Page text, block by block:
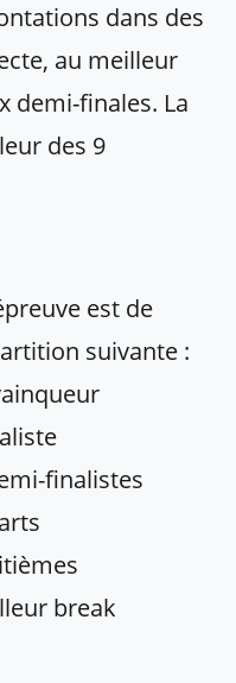
dans des
au meilleur
demi-finales. La
des 9
est de
suivante :
finalistes
break